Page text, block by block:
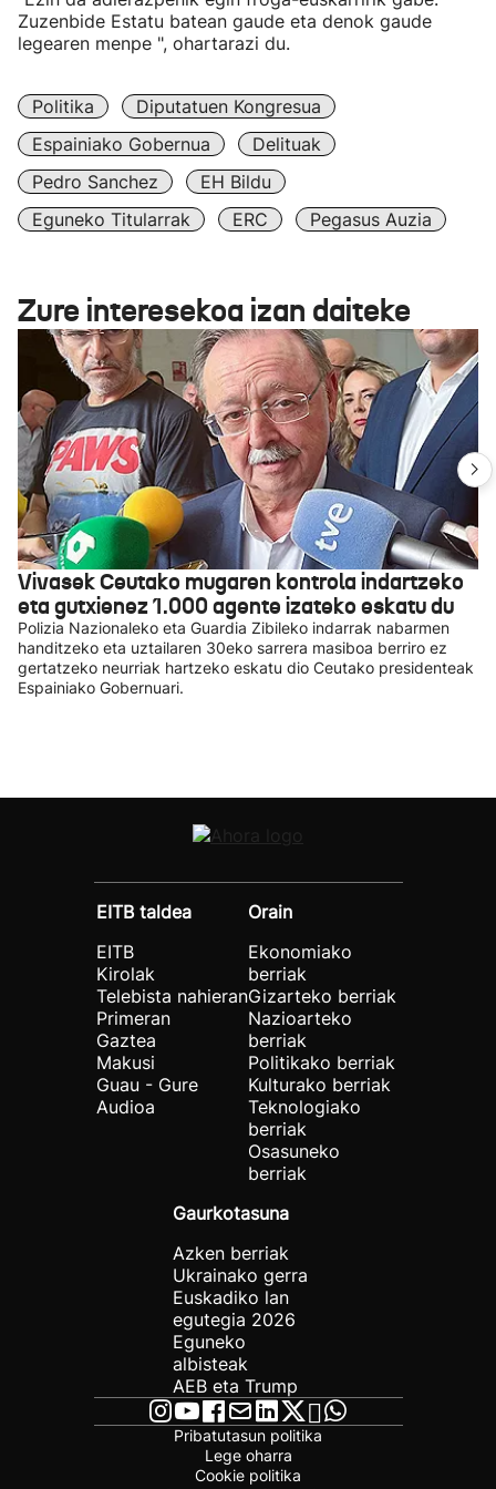
Zuzenbide Estatu batean gaude eta denok gaude
legearen menpe ", ohartarazi du.
Politika
Diputatuen Kongresua
Espainiako Gobernua
Delituak
Pedro Sanchez
EH Bildu
Eguneko Titularrak
ERC Pegasus Auzia
Zure interesekoa izan daiteke
Vivasek Ceutako mugaren kontrola indartzeko
eta gutxienez 1.000 agente izateko eskatu du
Polizia Nazionaleko eta Guardia Zibileko indarrak nabarmen
handitzeko eta uztailaren 30eko sarrera masiboa berriro ez
gertatzeko neurriak hartzeko eskatu dio Ceutako presidenteak
Espainiako Gobernuari.
EITB taldea
EITB
Kirolak
Telebista nahieran
Primeran
Gaztea
Makusi
Guau - Gure
Audioa
Orain
Ekonomiako
berriak
Gizarteko berriak
Nazioarteko
berriak
Politikako berriak
Kulturako berriak
Teknologiako
berriak
Osasuneko
berriak
Gaurkotasuna
Azken berriak
Ukrainako gerra
Euskadiko lan
egutegia 2026
Eguneko
albisteak
AEB eta Trump
Pribatutasun politika
Lege oharra
Cookie politika